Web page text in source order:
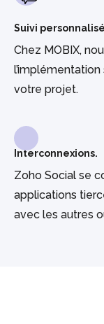
Suivi
Chez MOBIX,
votre projet.
Interconnexions.
Zoho Social se
applications
avec les autres